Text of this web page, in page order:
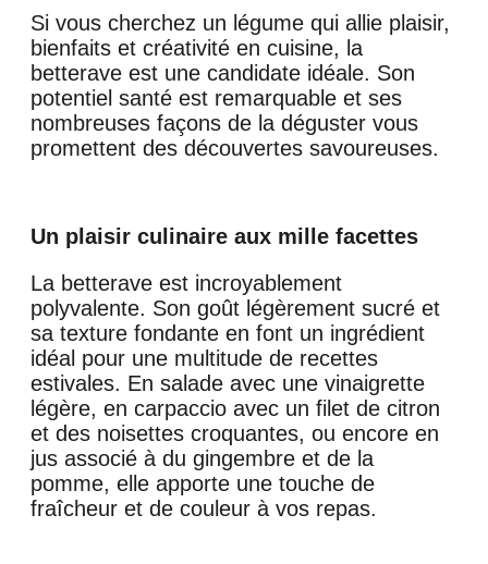
Si vous cherchez un légume qui allie plaisir,
bienfaits et créativité en cuisine, la
betterave est une candidate idéale. Son
potentiel santé est remarquable et ses
nombreuses façons de la déguster vous
promettent des découvertes savoureuses.
Un plaisir culinaire aux mille facettes
La betterave est incroyablement
polyvalente. Son goût légèrement sucré et
sa texture fondante en font un ingrédient
idéal pour une multitude de recettes
estivales. En salade avec une vinaigrette
légère, en carpaccio avec un filet de citron
et des noisettes croquantes, ou encore en
jus associé à du gingembre et de la
pomme, elle apporte une touche de
fraîcheur et de couleur à vos repas.